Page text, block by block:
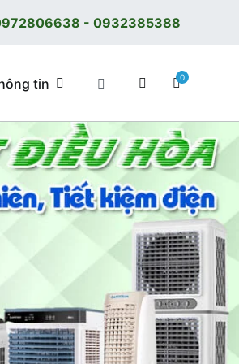
- 0932385388
tại Hà Nội
tin 0